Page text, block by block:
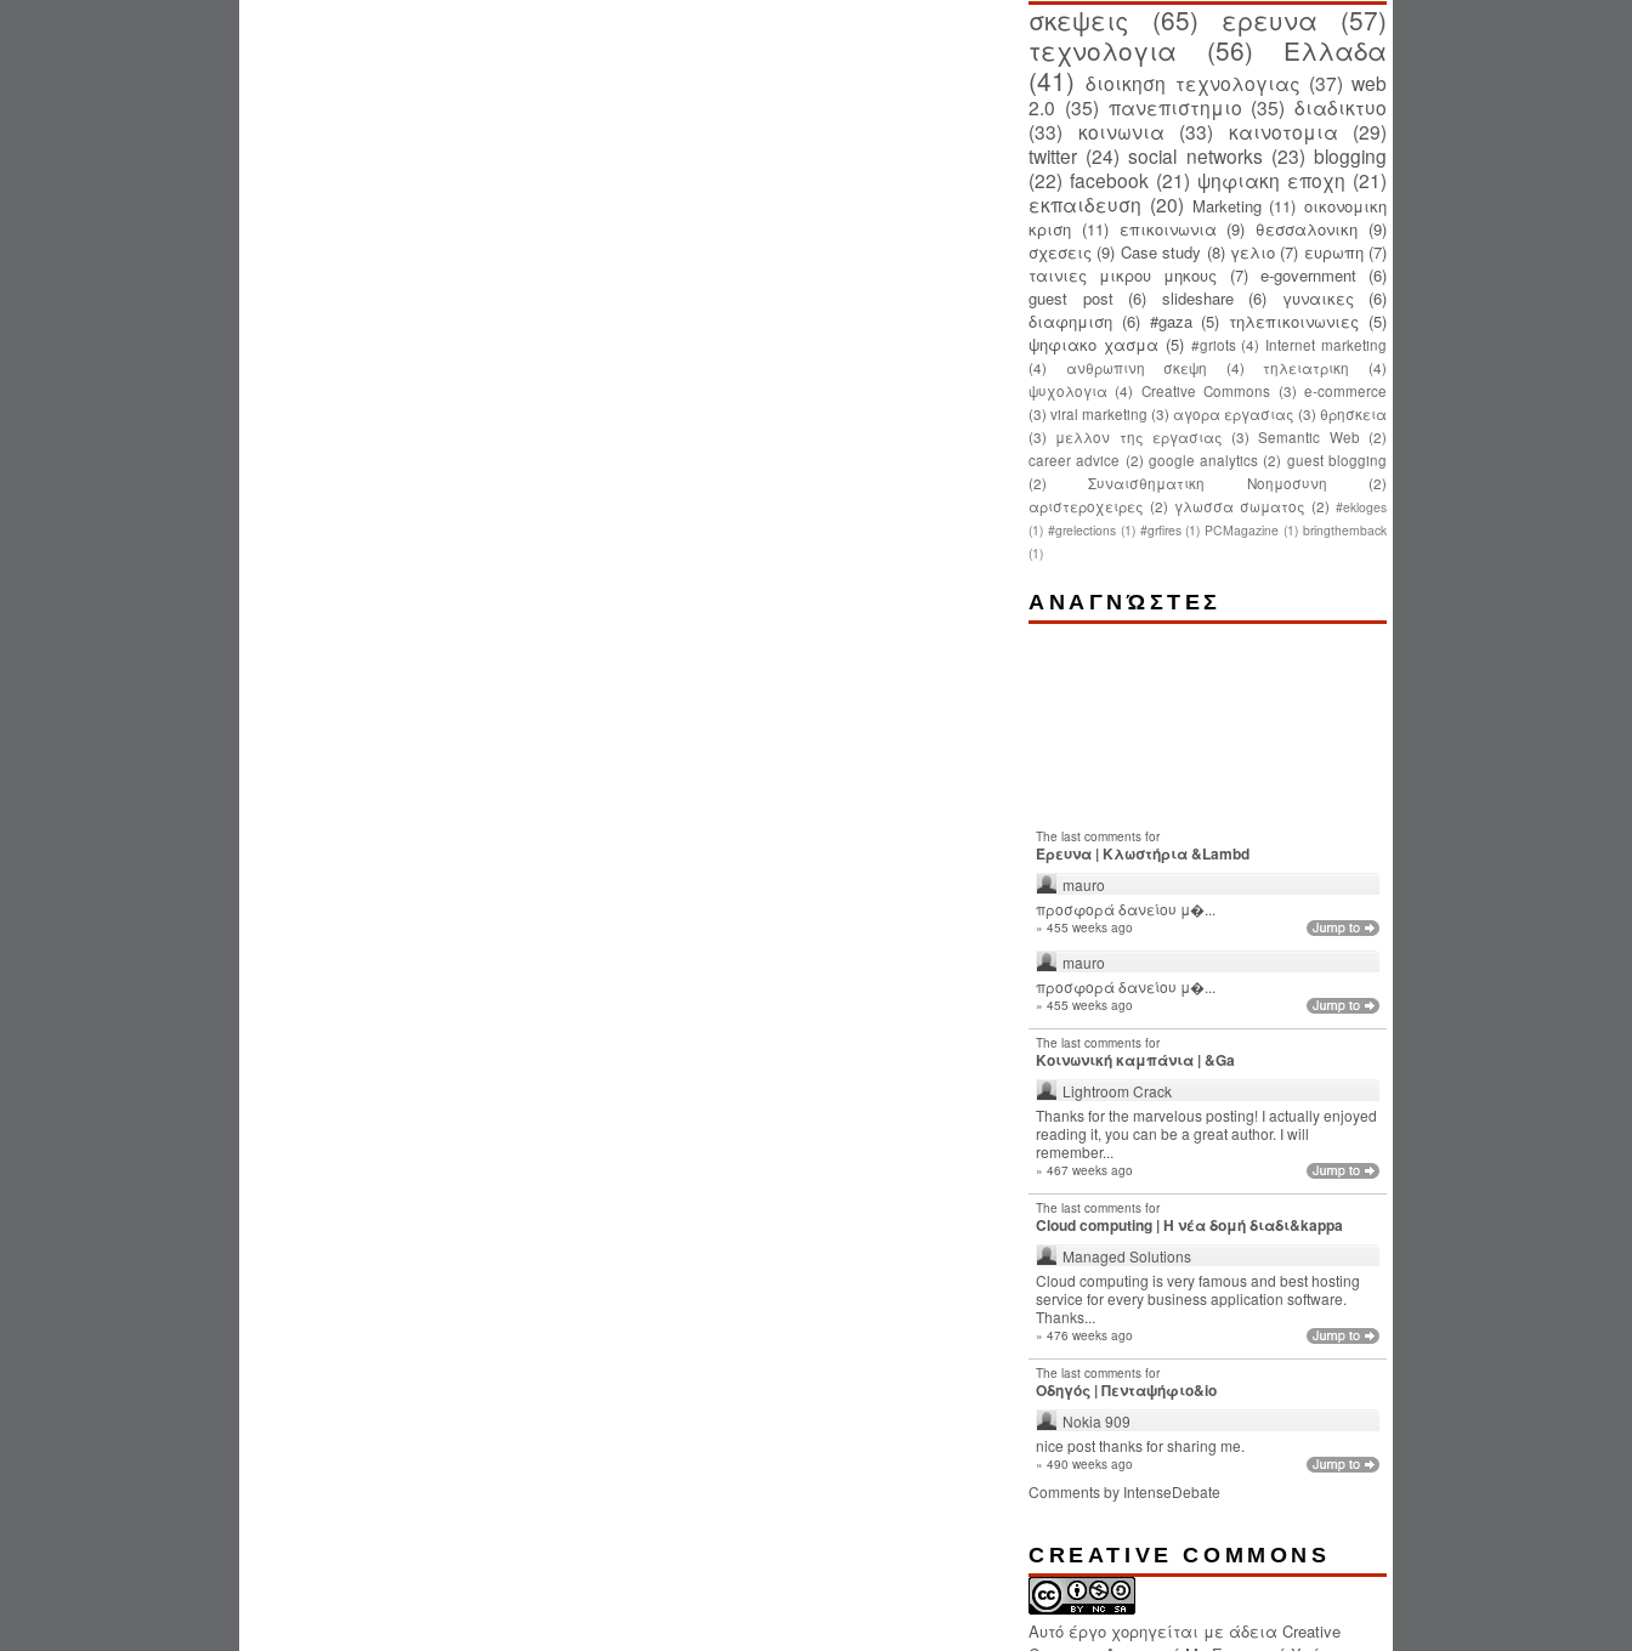
σκεψεις (65) ερευνα
(57)
τεχνολογια
(56)
Ελλαδα
(41) διοικηση τεχνολογιας (37) web
2.0 (35) πανεπιστημιο (35) διαδικτυο
(33)
κοινωνια (33) καινοτομια
(29)
twitter (24) social networks (23) blogging
(22) facebook (21) ψηφιακη εποχη (21)
εκπαιδευση (20) Marketing (11) οικονομικη
κριση (11) επικοινωνια (9) θεσσαλονικη (9)
σχεσεις (9) Case study (8) γελιο (7) ευρωπη (7)
ταινιες μικρου μηκους
(7) e-government (6)
guest post
(6) slideshare (6) γυναικες
(6)
διαφημιση (6) #gaza (5) τηλεπικοινωνιες (5)
ψηφιακο χασμα (5) #griots (4) Internet marketing
(4)
ανθρωπινη σκεψη (4) τηλειατρικη
(4)
ψυχολογια (4) Creative Commons (3) e-commerce
(3) viral marketing (3) αγορα εργασιας (3) θρησκεια
(3) μελλον της εργασιας (3) Semantic Web (2)
career advice (2) google analytics (2) guest blogging
(2)
Συναισθηματικη Νοημοσυνη
(2)
αριστεροχειρες (2) γλωσσα σωματος (2) #ekloges
(1) #grelections (1) #grfires (1) PCMagazine (1) bringthemback
(1)
ΑΝΑΓΝΏΣΤΕΣ
The last comments for
Έρευνα | Κλωστήρια &Lambd
mauro
προσφορά δανείου μ�...
» 455 weeks ago
mauro
προσφορά δανείου μ�...
» 455 weeks ago
The last comments for
Κοινωνική καμπάνια | &Ga
Lightroom Crack
Thanks for the marvelous posting! I actually enjoyed
reading it, you can be a great author. I will
remember...
» 467 weeks ago
The last comments for
Cloud computing | Η νέα δομή διαδι&kappa
Managed Solutions
Cloud computing is very famous and best hosting
service for every business application software.
Thanks...
» 476 weeks ago
The last comments for
Οδηγός | Πενταψήφιο&io
Nokia 909
nice post thanks for sharing me.
» 490 weeks ago
Comments by IntenseDebate
CREATIVE COMMONS
Αυτό έργο χορηγείται με άδεια Creative